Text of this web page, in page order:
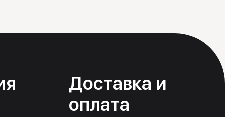
Доставка и
оплата